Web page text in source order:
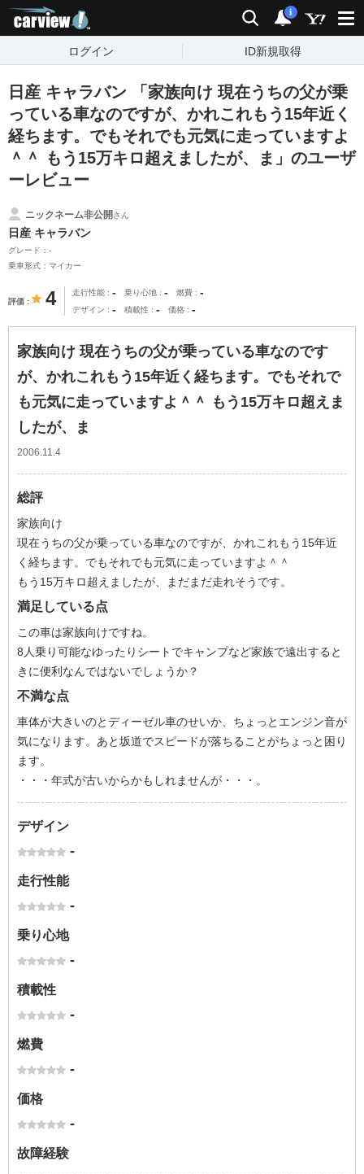
検索 通知
i
ログイン ID新規取得
日産 キャラバン 「家族向け 現在うちの父が乗
っている車なのですが、かれこれもう15年近く
経ちます。でもそれでも元気に走っていますよ
＾＾ もう15万キロ超えましたが、ま」のユーザ
ーレビュー
ニックネーム非公開さん
日産 キャラバン
グレード：-
乗車形式：マイカー
評価 4 走行性能 - 乗り心地 - 燃費 -
デザイン - 積載性 - 価格 -
家族向け 現在うちの父が乗っている車なのです
が、かれこれもう15年近く経ちます。でもそれで
も元気に走っていますよ＾＾ もう15万キロ超えま
したが、ま
2006.11.4
総評
家族向け
現在うちの父が乗っている車なのですが、かれこれもう15年近
く経ちます。でもそれでも元気に走っていますよ＾＾
もう15万キロ超えましたが、まだまだ走れそうです。
満足している点
この車は家族向けですね。
8人乗り可能なゆったりシートでキャンプなど家族で遠出すると
きに便利なんではないでしょうか？
不満な点
車体が大きいのとディーゼル車のせいか、ちょっとエンジン音が
気になります。あと坂道でスピードが落ちることがちょっと困り
ます。
・・・年式が古いからかもしれませんが・・・。
デザイン
-
走行性能
-
乗り心地
-
積載性
-
燃費
-
価格
-
故障経験